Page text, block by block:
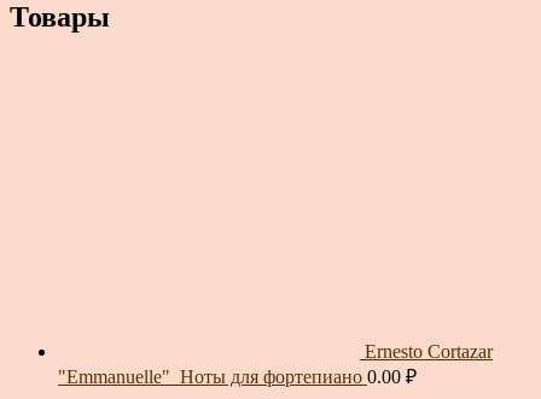
Товары
Ernesto Cortazar
"Emmanuelle"_Ноты для фортепиано 0.00 ₽